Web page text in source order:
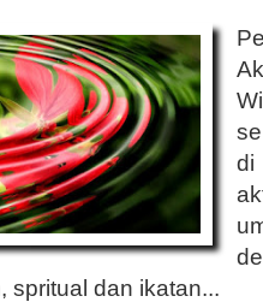
spritual dan ikatan...